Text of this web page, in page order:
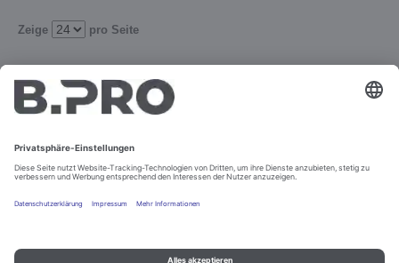
Zeige pro Seite
2